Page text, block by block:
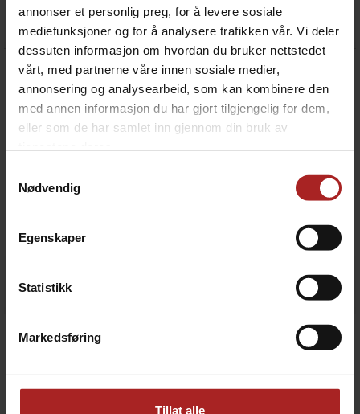
annonser et personlig preg, for å levere sosiale
mediefunksjoner og for å analysere trafikken vår. Vi deler
dessuten informasjon om hvordan du bruker nettstedet
vårt, med partnerne våre innen sosiale medier,
annonsering og analysearbeid, som kan kombinere den
med annen informasjon du har gjort tilgjengelig for dem,
eller som de har samlet inn gjennom din bruk av
Nødvendig
Egenskaper
Statistikk
Markedsføring
Tillat alle
99,- 99,-
NEIPA Universell Etikett 60 stk